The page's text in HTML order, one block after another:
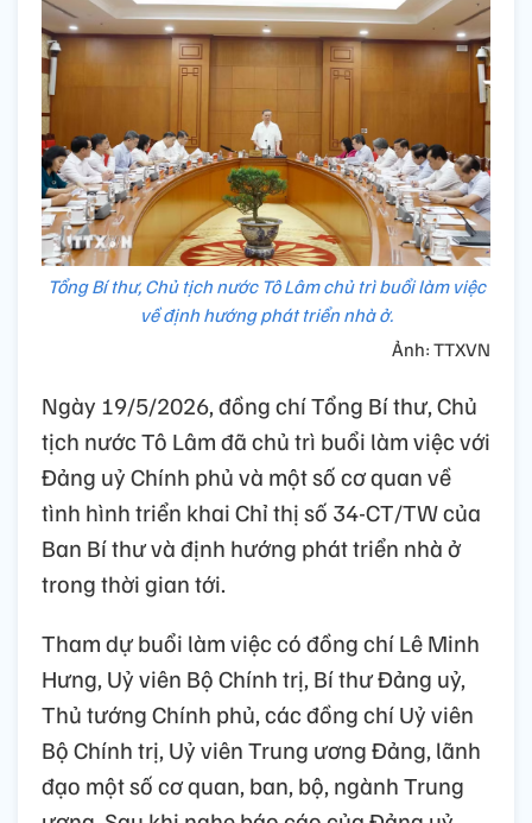
Tổng Bí thư, Chủ tịch nước Tô Lâm chủ trì buổi làm việc
về định hướng phát triển nhà ở.
Ảnh: TTXVN
Ngày 19/5/2026, đồng chí Tổng Bí thư, Chủ
tịch nước Tô Lâm đã chủ trì buổi làm việc với
Đảng uỷ Chính phủ và một số cơ quan về
tình hình triển khai Chỉ thị số 34-CT/TW của
Ban Bí thư và định hướng phát triển nhà ở
trong thời gian tới.
Tham dự buổi làm việc có đồng chí Lê Minh
Hưng, Uỷ viên Bộ Chính trị, Bí thư Đảng uỷ,
Thủ tướng Chính phủ, các đồng chí Uỷ viên
Bộ Chính trị, Uỷ viên Trung ương Đảng, lãnh
đạo một số cơ quan, ban, bộ, ngành Trung